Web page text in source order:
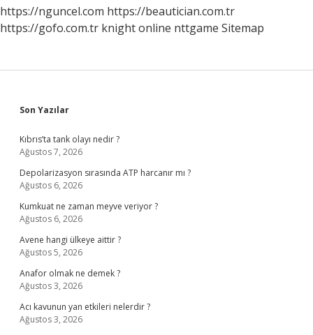
https://nguncel.com https://beautician.com.tr
https://gofo.com.tr knight online nttgame Sitemap
Sidebar
Son Yazılar
Kıbrıs’ta tank olayı nedir ?
Ağustos 7, 2026
Depolarizasyon sırasında ATP harcanır mı ?
Ağustos 6, 2026
Kumkuat ne zaman meyve veriyor ?
Ağustos 6, 2026
Avene hangi ülkeye aittir ?
Ağustos 5, 2026
Anafor olmak ne demek ?
Ağustos 3, 2026
Acı kavunun yan etkileri nelerdir ?
Ağustos 3, 2026